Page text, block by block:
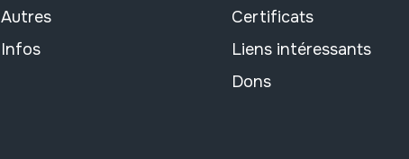
Autres
Infos
Certificats
Liens intéressants
Dons